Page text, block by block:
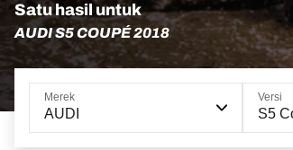
Satu hasil untuk
AUDI S5 COUPÉ 2018
Merek
AUDI
Versi
S5